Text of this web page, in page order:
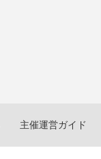
主催運営ガイド